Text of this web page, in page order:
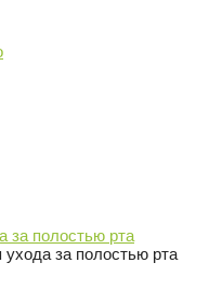
за полостью рта
за полостью рта